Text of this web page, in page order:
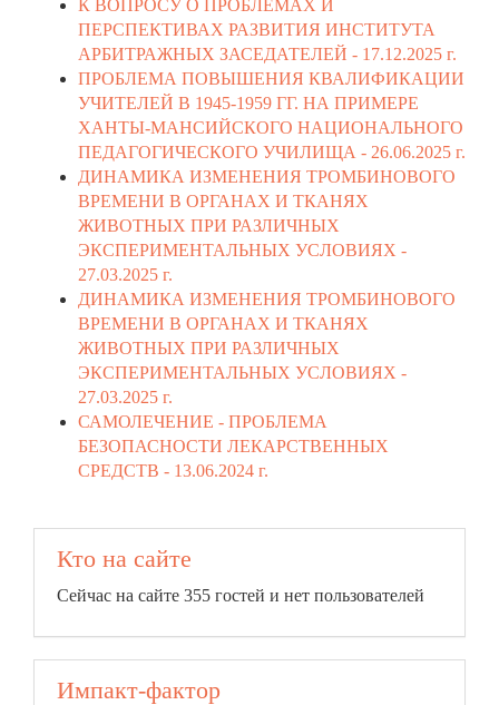
К ВОПРОСУ О ПРОБЛЕМАХ И
ПЕРСПЕКТИВАХ РАЗВИТИЯ ИНСТИТУТА
АРБИТРАЖНЫХ ЗАСЕДАТЕЛЕЙ - 17.12.2025 г.
ПРОБЛЕМА ПОВЫШЕНИЯ КВАЛИФИКАЦИИ
УЧИТЕЛЕЙ В 1945-1959 ГГ. НА ПРИМЕРЕ
ХАНТЫ-МАНСИЙСКОГО НАЦИОНАЛЬНОГО
ПЕДАГОГИЧЕСКОГО УЧИЛИЩА - 26.06.2025 г.
ДИНАМИКА ИЗМЕНЕНИЯ ТРОМБИНОВОГО
ВРЕМЕНИ В ОРГАНАХ И ТКАНЯХ
ЖИВОТНЫХ ПРИ РАЗЛИЧНЫХ
ЭКСПЕРИМЕНТАЛЬНЫХ УСЛОВИЯХ -
27.03.2025 г.
ДИНАМИКА ИЗМЕНЕНИЯ ТРОМБИНОВОГО
ВРЕМЕНИ В ОРГАНАХ И ТКАНЯХ
ЖИВОТНЫХ ПРИ РАЗЛИЧНЫХ
ЭКСПЕРИМЕНТАЛЬНЫХ УСЛОВИЯХ -
27.03.2025 г.
САМОЛЕЧЕНИЕ - ПРОБЛЕМА
БЕЗОПАСНОСТИ ЛЕКАРСТВЕННЫХ
СРЕДСТВ - 13.06.2024 г.
Кто на сайте
Сейчас на сайте 355 гостей и нет пользователей
Импакт-фактор